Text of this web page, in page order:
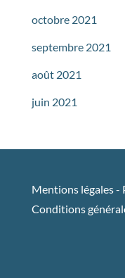
octobre 2021
septembre 2021
août 2021
juin 2021
Mentions légales-
Conditions